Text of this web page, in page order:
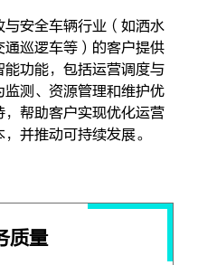
安全车辆行业（如洒水
巡逻车等）的客户提供
功能，包括运营调度与
测、资源管理和维护优
帮助客户实现优化运营
并推动可持续发展。
质量